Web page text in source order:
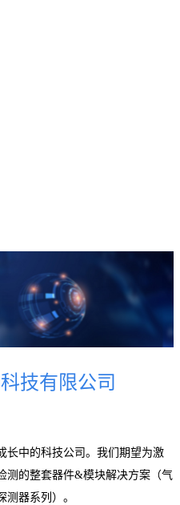
技有限公司
长中的科技公司。我们期望为激
测的整套器件&模块解决方案（气
器系列）。